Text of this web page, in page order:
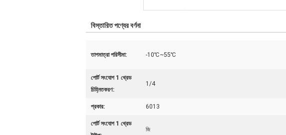
বিস্তারিত পণ্যের বর্ণনা
তাপমাত্রা পরিসীমা: -10℃~55℃
পোর্ট সংযোগ 1 থ্রেড
চিহ্নিতকরণ:
1/4
প্রকার: 6013
পোর্ট সংযোগ 1 থ্রেড
জি